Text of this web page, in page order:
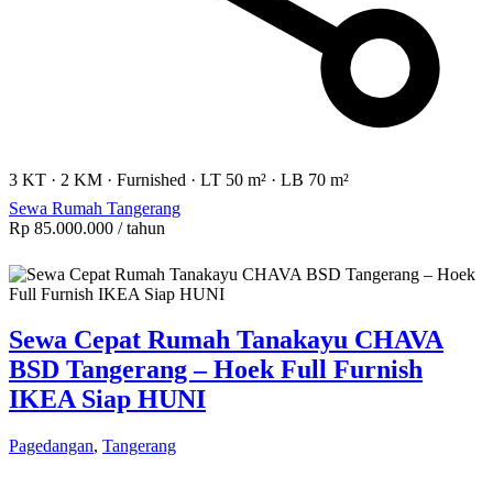
3 KT · 2 KM · Furnished · LT 50 m² · LB 70 m²
Sewa Rumah Tangerang
Rp 85.000.000 / tahun
Sewa Cepat Rumah Tanakayu CHAVA
BSD Tangerang – Hoek Full Furnish
IKEA Siap HUNI
Pagedangan, Tangerang